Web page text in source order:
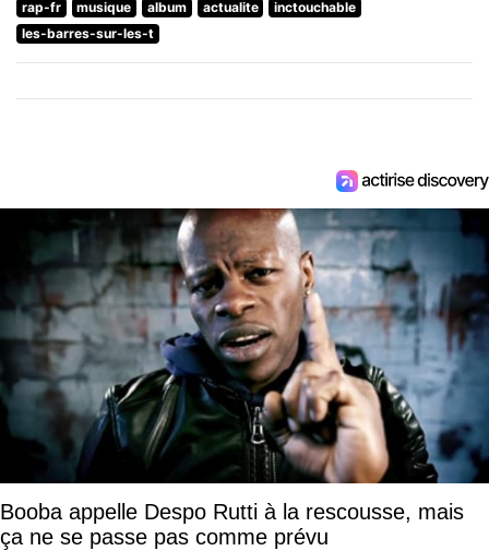
rap-fr musique album actualite
inctouchable
les-barres-sur-les-t
Booba appelle Despo Rutti à la rescousse, mais
ça ne se passe pas comme prévu